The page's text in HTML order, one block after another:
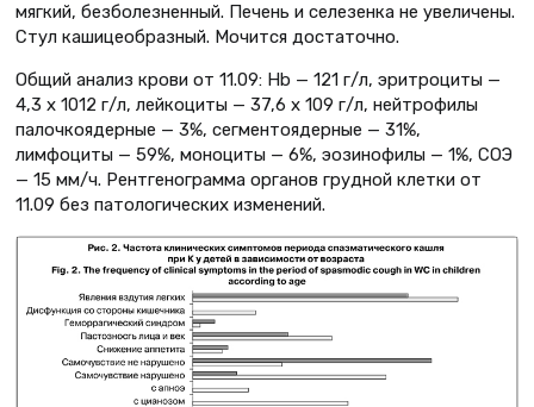
мягкий, безболезненный. Печень и селезенка не увеличены.
Стул кашицеобразный. Мочится достаточно.
Общий анализ крови от 11.09: Hb — 121 г/л, эритроциты —
4,3 х 1012 г/л, лейкоциты — 37,6 х 109 г/л, нейтрофилы
палочкоядерные — 3%, сегментоядерные — 31%,
лимфоциты — 59%, моноциты — 6%, эозинофилы — 1%, СОЭ
— 15 мм/ч. Рентгенограмма органов грудной клетки от
11.09 без патологических изменений.